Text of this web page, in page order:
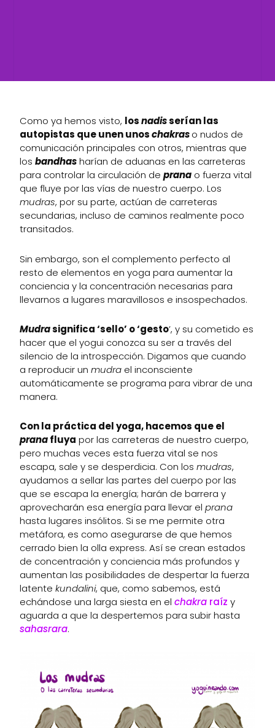
Como ya hemos visto, losnadisserían las
autopistas que unen unoschakraso nudos de
comunicación principales con otros, mientras que
losbandhasharían de aduanas en las carreteras
para controlar la circulación deprana o fuerza vital
que fluye por las vías de nuestro cuerpo. Los
mudras, por su parte, actúan de carreteras
secundarias, incluso de caminos realmente poco
transitados.
Sin embargo, son el complemento perfecto al
resto de elementos en yoga para aumentar la
conciencia y la concentración necesarias para
llevarnos a lugares maravillosos e insospechados.
Mudrasignifica ‘sello’ o ‘gesto’, y su cometido es
hacer que el yogui conozca su ser a través del
silencio de la introspección. Digamos que cuando
a reproducir unmudra el inconsciente
automáticamente se programa para vibrar de una
manera.
Con la práctica del yoga, hacemos que el
pranafluya por las carreteras de nuestro cuerpo,
pero muchas veces esta fuerza vital se nos
escapa, sale y se desperdicia. Con losmudras,
ayudamos a sellar las partes del cuerpo por las
que se escapa la energía; harán de barrera y
aprovecharán esa energía para llevar elprana
hasta lugares insólitos. Si se me permite otra
metáfora, es como asegurarse de que hemos
cerrado bien la olla express. Así se crean estados
de concentración y conciencia más profundos y
aumentan las posibilidades de despertar la fuerza
latentekundalini, que, como sabemos, está
echándose una larga siesta en elchakra raíz y
aguarda a que la despertemos para subir hasta
sahasrara.